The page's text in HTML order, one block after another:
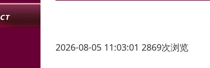
2026-08-05 11:03:01 2869次浏览